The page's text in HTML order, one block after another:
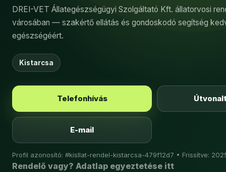
DREI-VET Állategészségügyi Szolgáltató Kft. állatorvosi
városában — szakértő ellátás és gondoskodó segítség
egészségéért.
Kistarcsa
Telefonhívás
E-mail
Profil azonosító: #kisllat-rendel-kistarcsa-479f12d7 • Frissítve:
Rendelő vagy? Adatlap egyeztetése itt